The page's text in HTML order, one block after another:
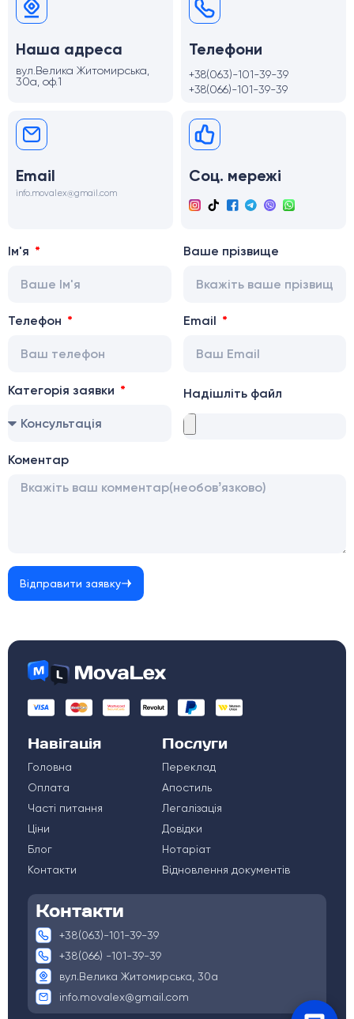
Наша адреса
вул.Велика Житомирська,
30а, оф.1
Телефони
+38(063)-101-39-39
+38(066)-101-39-39
Email
info.movalex@gmail.com
Соц. мережі
Ім'я Ваше прізвище
Телефон Email
Категорія заявки Надішліть файл
Коментар
Відправити заявку
Навігація
Головна
Оплата
Часті питання
Ціни
Блог
Контакти
Послуги
Переклад
Апостиль
Легалізація
Довідки
Нотаріат
Відновлення документів
Контакти
+38(063)-101-39-39
+38(066) -101-39-39
вул.Велика Житомирська, 30а
info.movalex@gmail.com